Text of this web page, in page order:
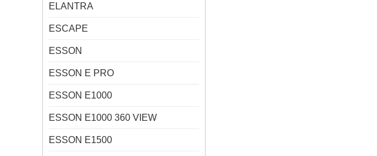
ELANTRA
ESCAPE
ESSON
ESSON E PRO
ESSON E1000
ESSON E1000 360 VIEW
ESSON E1500